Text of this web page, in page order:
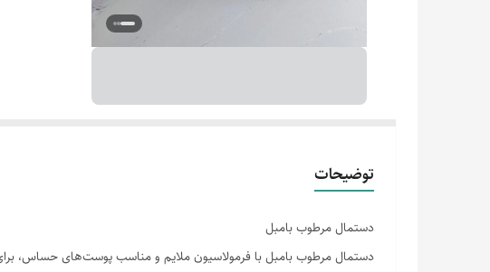
توضیحات
دستمال مرطوب بامبل
دستمال مرطوب بامبل با فرمولاسیون ملایم و مناسب پوست‌های حساس،